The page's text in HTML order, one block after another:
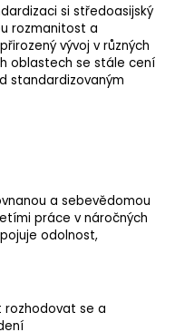
si středoasijský
rozmanitost a
vývoj v různých
oblastech se stále cení
standardizovaným
a sebevědomou
práce v náročných
odolnost,
rozhodovat se a